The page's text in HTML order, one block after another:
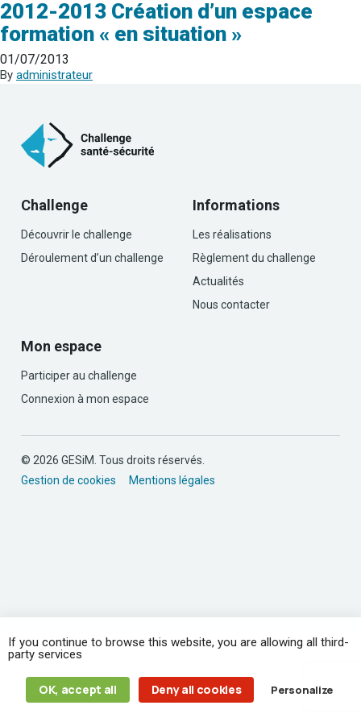
2012-2013 Création d’un espace
formation « en situation »
01/07/2013
By administrateur
Challenge
Découvrir le challenge
Déroulement d’un challenge
Informations
Les réalisations
Règlement du challenge
Actualités
Nous contacter
Mon espace
Participer au challenge
Connexion à mon espace
© 2026 GESiM. Tous droits réservés.
Gestion de cookies
Mentions légales
If you continue to browse this website, you are allowing all third-
party services
OK, accept all Deny all cookies Personalize